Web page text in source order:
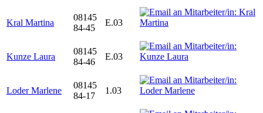
Kral Martina
08145
84-45
E.03
Kunze Laura
08145
84-46
E.03
Loder Marlene
08145
84-17
1.03